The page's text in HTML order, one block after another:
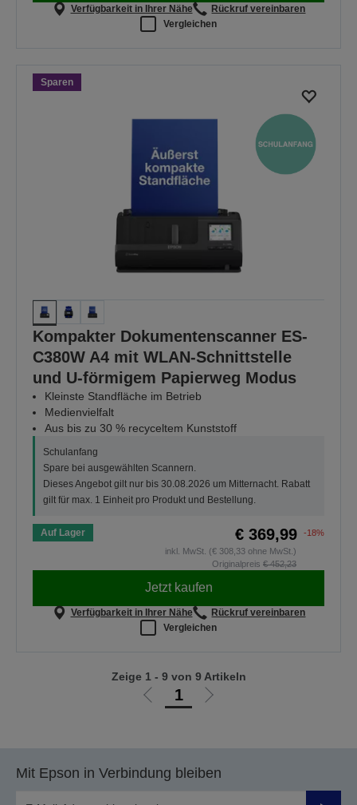
Verfügbarkeit in Ihrer Nähe
Rückruf vereinbaren
Vergleichen
Sparen
Kompakter Dokumentenscanner ES-
C380W A4 mit WLAN-Schnittstelle
und U-förmigem Papierweg Modus
Kleinste Standfläche im Betrieb
Medienvielfalt
Aus bis zu 30 % recyceltem Kunststoff
Schulanfang
Spare bei ausgewählten Scannern.
Dieses Angebot gilt nur bis 30.08.2026 um Mitternacht. Rabatt
gilt für max. 1 Einheit pro Produkt und Bestellung.
Auf Lager € 369,99
-18%
inkl. MwSt. (€ 308,33 ohne MwSt.)
Originalpreis € 452,23
Jetzt kaufen
Verfügbarkeit in Ihrer Nähe
Rückruf vereinbaren
Vergleichen
Zur
1
Zur
Zeige 1 - 9 von 9 Artikeln
Mit Epson in Verbindung bleiben